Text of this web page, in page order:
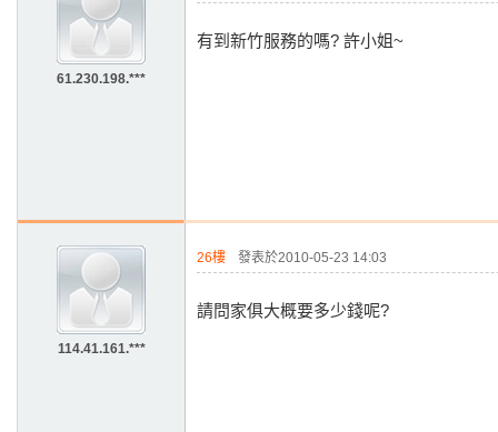
61.230.198.***
有到新竹服務的嗎? 許小姐~
114.41.161.***
26樓 發表於2010-05-23 14:03
請問家俱大概要多少錢呢?